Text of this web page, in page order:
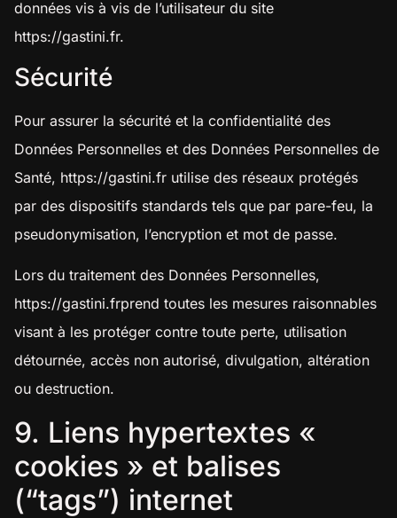
données vis à vis de l’utilisateur du site
https://gastini.fr.
Sécurité
Pour assurer la sécurité et la confidentialité des
Données Personnelles et des Données Personnelles de
Santé, https://gastini.fr utilise des réseaux protégés
par des dispositifs standards tels que par pare-feu, la
pseudonymisation, l’encryption et mot de passe.
Lors du traitement des Données Personnelles,
https://gastini.frprend toutes les mesures raisonnables
visant à les protéger contre toute perte, utilisation
détournée, accès non autorisé, divulgation, altération
ou destruction.
9. Liens hypertextes «
cookies » et balises
(“tags”) internet